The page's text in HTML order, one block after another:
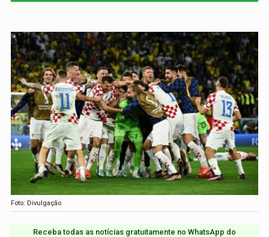
Foto: Divulgação
Receba todas as notícias gratuitamente no WhatsApp do